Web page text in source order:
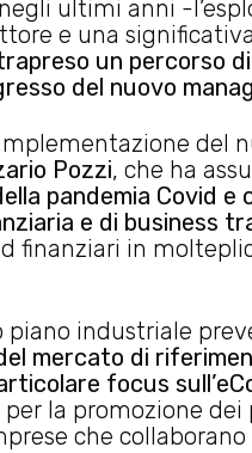
ultimi anni -
e una
un percorso
del nuovo
del
Pozzi, che ha
pandemia Covid
e di business
finanziari in
industriale
mercato di
focus
la promozione dei
che collaborano